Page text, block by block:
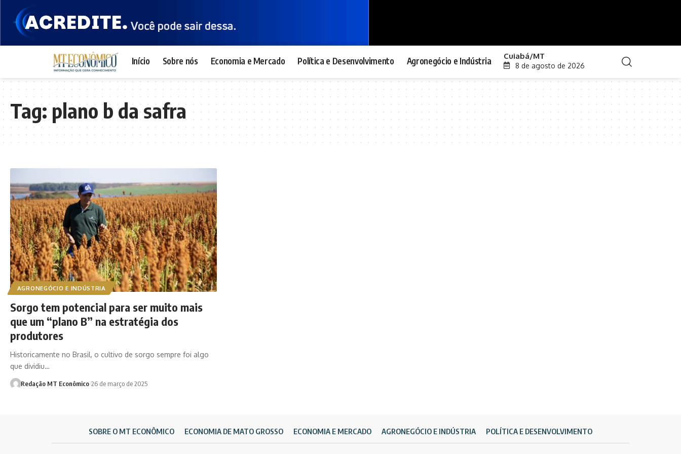
Início Sobre nós Economia e Mercado Política e Desenvolvimento Agronegócio e Indústria Cuiabá/MT
8 de agosto de 2026
Tag:plano b da safra
AGRONEGÓCIO E INDÚSTRIA
Sorgo tem potencial para ser muito mais
que um “plano B” na estratégia dos
produtores
Historicamente no Brasil, o cultivo de sorgo sempre foi algo
que dividiu…
Redação MT Econômico 26 de março de 2025
SOBRE O MT ECONÔMICO ECONOMIA DE MATO GROSSO ECONOMIA E MERCADO AGRONEGÓCIO E INDÚSTRIA POLÍTICA E DESENVOLVIMENTO